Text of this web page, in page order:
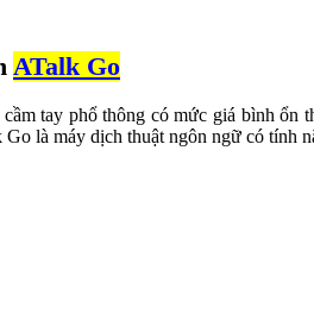
ATalk Go
tay phổ thông có mức giá bình
là máy dịch thuật ngôn ngữ có